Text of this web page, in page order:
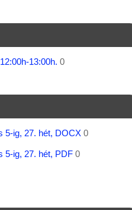
13:00h. 0
5-ig, 27. hét, DOCX0
5-ig, 27. hét, PDF0